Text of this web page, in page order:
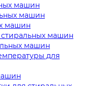
машин
машин
машин
машин
машин
для